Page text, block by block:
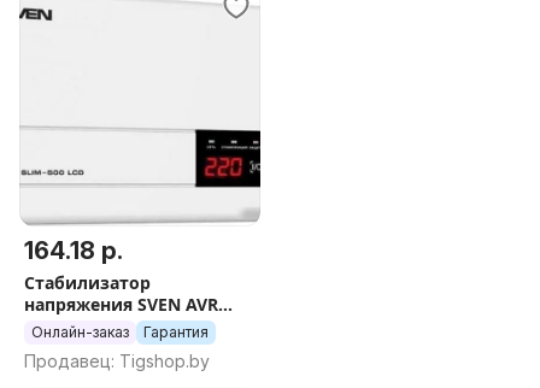
164.18 р.
Стабилизатор
напряжения SVEN AVR
SLIM-500 LCD
Онлайн-заказ Гарантия
Продавец: Tigshop.by